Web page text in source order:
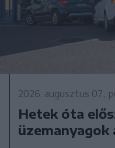
2026. augusztus 07.,
Hetek óta
üzemanyagok